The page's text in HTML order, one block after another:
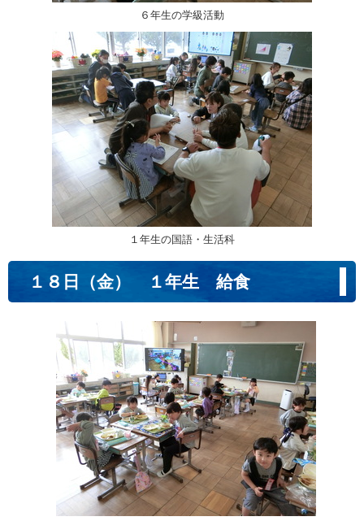
６年生の学級活動
１年生の国語・生活科
１８日（金） １年生 給食